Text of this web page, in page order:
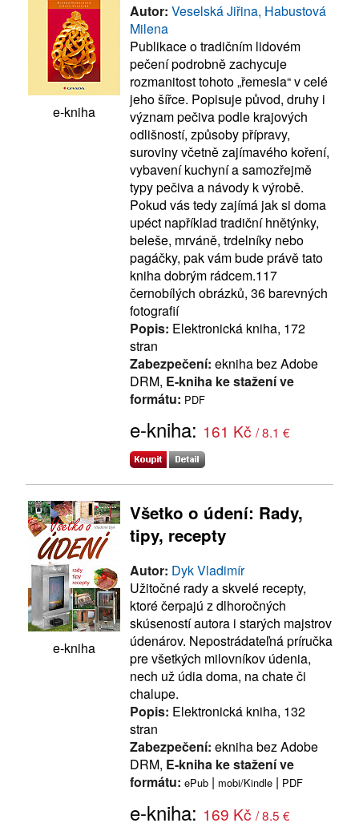
e-kniha
Autor: Veselská Jiřina, Habustová
Milena
Publikace o tradičním lidovém
pečení podrobně zachycuje
rozmanitost tohoto „řemesla“ v celé
jeho šířce. Popisuje původ, druhy i
význam pečiva podle krajových
odlišností, způsoby přípravy,
suroviny včetně zajímavého koření,
vybavení kuchyní a samozřejmě
typy pečiva a návody k výrobě.
Pokud vás tedy zajímá jak si doma
upéct například tradiční hnětýnky,
beleše, mrváně, trdelníky nebo
pagáčky, pak vám bude právě tato
kniha dobrým rádcem.117
černobílých obrázků, 36 barevných
fotografií
Popis: Elektronická kniha, 172
stran
Zabezpečení: ekniha bez Adobe
DRM, E-kniha ke stažení ve
formátu: PDF
e-kniha: 161 Kč / 8.1 €
e-kniha
Všetko o údení: Rady,
tipy, recepty
Autor: Dyk Vladimír
Užitočné rady a skvelé recepty,
ktoré čerpajú z dlhoročných
skúseností autora i starých majstrov
údenárov. Nepostrádateľná príručka
pre všetkých milovníkov údenia,
nech už údia doma, na chate či
chalupe.
Popis: Elektronická kniha, 132
stran
Zabezpečení: ekniha bez Adobe
DRM, E-kniha ke stažení ve
formátu: ePub | mobi/Kindle | PDF
e-kniha: 169 Kč / 8.5 €